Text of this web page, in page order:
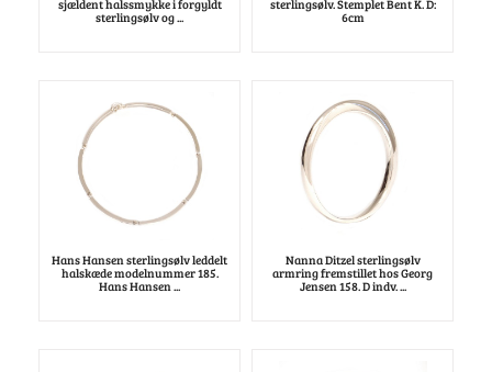
sjældent halssmykke i forgyldt
sterlingsølv og ...
sterlingsølv. Stemplet Bent K. D:
6cm
Hans Hansen sterlingsølv leddelt
halskæde modelnummer 185.
Hans Hansen ...
Nanna Ditzel sterlingsølv
armring fremstillet hos Georg
Jensen 158. D indv. ...